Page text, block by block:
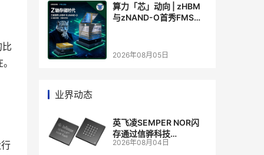
算力「芯」动向 | zHBM
与zNAND-O首秀FMS
个维度，z轴算盘的魅力
2026年08月05日
业界动态
英飞凌SEMPER NOR闪
存通过信骅科技
AST2700 BMC认证，全
2026年08月04日